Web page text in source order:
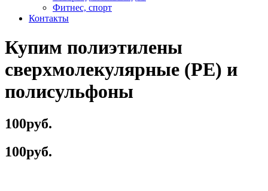
Фитнес, спорт
Контакты
Купим полиэтилены
сверхмолекулярные (PE) и
полисульфоны
100руб.
100руб.